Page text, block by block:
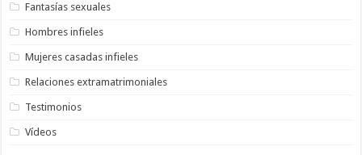
Fantasías sexuales
Hombres infieles
Mujeres casadas infieles
Relaciones extramatrimoniales
Testimonios
Vídeos